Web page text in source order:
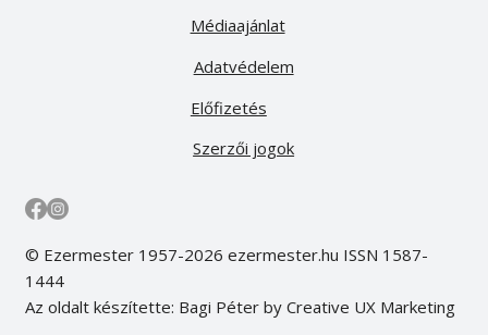
Médiaajánlat
Előfizetés
Adatvédelem
Szerzői jogok
© Ezermester 1957-2026 ezermester.hu ISSN 1587-
1444
Az oldalt készítette: Bagi Péter by Creative UX Marketing